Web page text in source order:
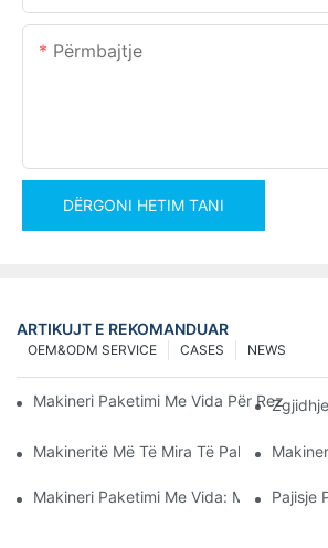
Përmbajtje
DËRGONI HETIM TANI
ARTIKUJT E REKOMANDUAR
NEWS
CASES
OEM&ODM SERVICE
Makineri Paketimi Me Vida Për
Makineritë Më Të Mira Të Paketimit Të
Makineri Paketimi Me Vida: Mjeti Pajisje